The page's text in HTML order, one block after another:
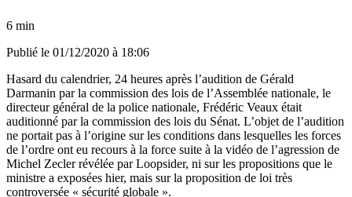
6 min
Publié le 01/12/2020 à 18:06
Hasard du calendrier, 24 heures après l’audition de Gérald
Darmanin par la commission des lois de l’Assemblée nationale, le
directeur général de la police nationale, Frédéric Veaux était
auditionné par la commission des lois du Sénat. L’objet de l’audition
ne portait pas à l’origine sur les conditions dans lesquelles les forces
de l’ordre ont eu recours à la force suite à la vidéo de l’agression de
Michel Zecler révélée par Loopsider, ni sur les propositions que le
ministre a exposées hier, mais sur la proposition de loi très
controversée « sécurité globale ».